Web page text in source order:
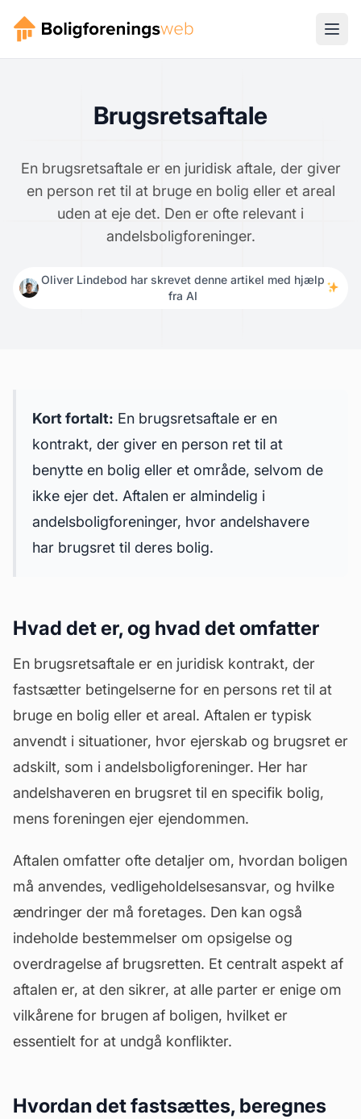
Brugsretsaftale
En brugsretsaftale er en juridisk aftale, der giver
en person ret til at bruge en bolig eller et areal
uden at eje det. Den er ofte relevant i
andelsboligforeninger.
Oliver Lindebod har skrevet denne artikel med hjælp
fra AI
Kort fortalt: En brugsretsaftale er en
kontrakt, der giver en person ret til at
benytte en bolig eller et område, selvom de
ikke ejer det. Aftalen er almindelig i
andelsboligforeninger, hvor andelshavere
har brugsret til deres bolig.
Hvad det er, og hvad det omfatter
En brugsretsaftale er en juridisk kontrakt, der
fastsætter betingelserne for en persons ret til at
bruge en bolig eller et areal. Aftalen er typisk
anvendt i situationer, hvor ejerskab og brugsret er
adskilt, som i andelsboligforeninger. Her har
andelshaveren en brugsret til en specifik bolig,
mens foreningen ejer ejendommen.
Aftalen omfatter ofte detaljer om, hvordan boligen
må anvendes, vedligeholdelsesansvar, og hvilke
ændringer der må foretages. Den kan også
indeholde bestemmelser om opsigelse og
overdragelse af brugsretten. Et centralt aspekt af
aftalen er, at den sikrer, at alle parter er enige om
vilkårene for brugen af boligen, hvilket er
essentielt for at undgå konflikter.
Hvordan det fastsættes, beregnes